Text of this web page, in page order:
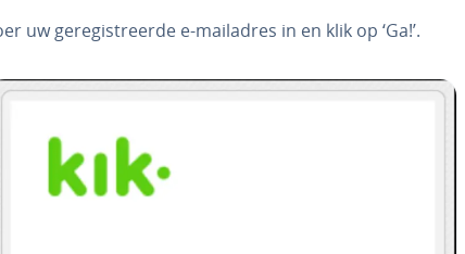
uw ge­re­gi­streer­de e-mailadres in en klik op ‘Ga!’.